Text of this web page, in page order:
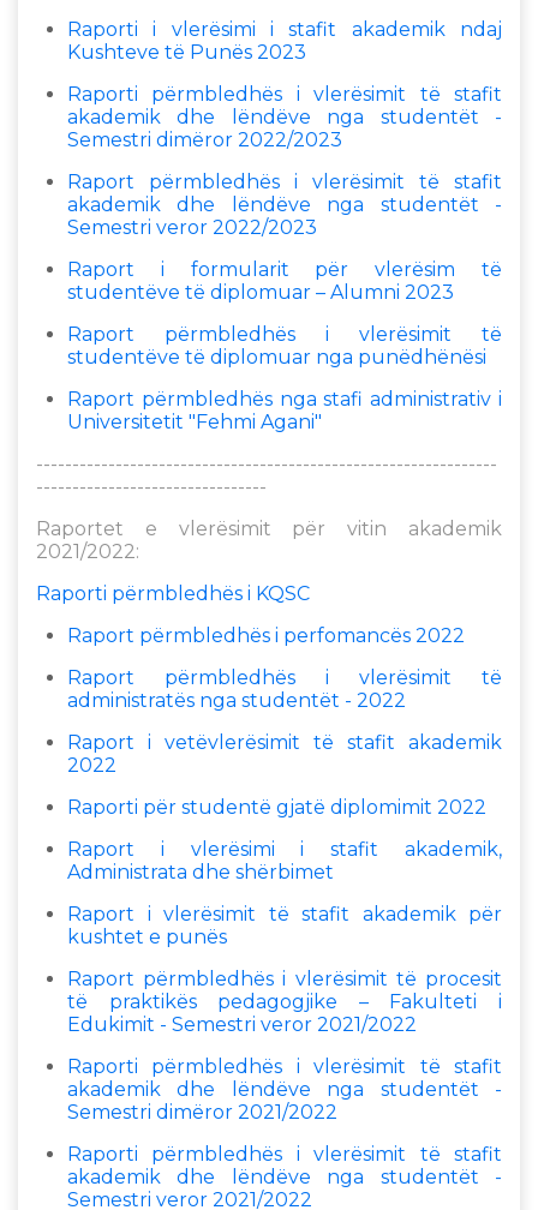
Raporti i vlerësimi i stafit akademik ndaj
Kushteve të Punës 2023
Raporti përmbledhës i vlerësimit të stafit
akademik dhe lëndëve nga studentët -
Semestri dimëror 2022/2023
Raport përmbledhës i vlerësimit të stafit
akademik dhe lëndëve nga studentët -
Semestri veror 2022/2023
Raport i formularit për vlerësim të
studentëve të diplomuar – Alumni 2023
Raport përmbledhës i vlerësimit të
studentëve të diplomuar nga punëdhënësi
Raport përmbledhës nga stafi administrativ i
Universitetit "Fehmi Agani"
----------------------------------------------------------------
--------------------------------
Raportet e vlerësimit për vitin akademik
2021/2022:
Raporti përmbledhës i KQSC
Raport përmbledhës i perfomancës 2022
Raport përmbledhës i vlerësimit të
administratës nga studentët - 2022
Raport i vetëvlerësimit të stafit akademik
2022
Raporti për studentë gjatë diplomimit 2022
Raport i vlerësimi i stafit akademik,
Administrata dhe shërbimet
Raport i vlerësimit të stafit akademik për
kushtet e punës
Raport përmbledhës i vlerësimit të procesit
të praktikës pedagogjike – Fakulteti i
Edukimit - Semestri veror 2021/2022
Raporti përmbledhës i vlerësimit të stafit
akademik dhe lëndëve nga studentët -
Semestri dimëror 2021/2022
Raporti përmbledhës i vlerësimit të stafit
akademik dhe lëndëve nga studentët -
Semestri veror 2021/2022